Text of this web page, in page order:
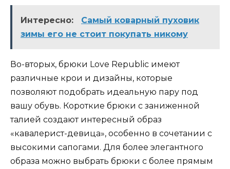
Интересно:
Самый коварный пуховик
зимы его не стоит покупать никому
Во-вторых, брюки Love Republic имеют
различные крои и дизайны, которые
позволяют подобрать идеальную пару под
вашу обувь. Короткие брюки с заниженной
талией создают интересный образ
«кавалерист-девица», особенно в сочетании с
высокими сапогами. Для более элегантного
образа можно выбрать брюки с более прямым